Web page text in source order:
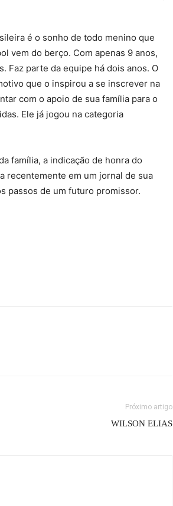
é o sonho de todo menino que
vem do berço. Com apenas 9 anos,
Faz parte da equipe há dois anos. O
que o inspirou a se inscrever na
com o apoio de sua família para o
Ele já jogou na categoria
família, a indicação de honra do
recentemente em um jornal de sua
passos de um futuro promissor.
Próximo artigo
WILSON ELIAS